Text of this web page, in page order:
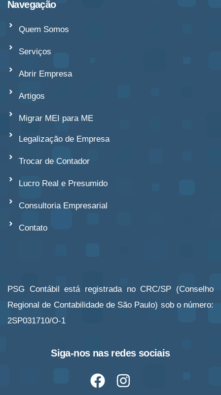
Navegação
Quem Somos
Serviços
Abrir Empresa
Artigos
Migrar MEI para ME
Legalização de Empresa
Trocar de Contador
Lucro Real e Presumido
Consultoria Empresarial
Contato
PSG Contábil está registrada no CRC/SP (Conselho
Regional de Contabilidade de São Paulo) sob o número:
2SP031710/O-1
Siga-nos nas redes sociais